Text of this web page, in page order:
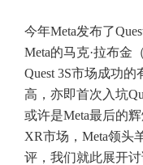
今年Meta发布了
Meta的马克·拉布金
Quest 3S市场成功的
高，亦即首次入坑
或许是Meta最后的
XR市场，Meta领头
评，我们就此展开讨